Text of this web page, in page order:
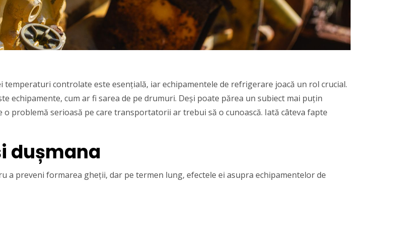
controlate este esențială, iar echipamentele de refrigerare joacă un rol crucial.
echipamente, cum ar fi sarea de pe drumuri. Deși poate părea un subiect mai puțin
problemă serioasă pe care transportatorii ar trebui să o cunoască. Iată câteva fapte
dușmana
a preveni formarea gheții, dar pe termen lung, efectele ei asupra echipamentelor de